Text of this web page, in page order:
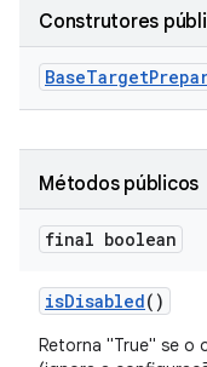
Construtores
BaseTarget
Métodos públicos
final boolean
isDisabled()
Retorna "True" se o